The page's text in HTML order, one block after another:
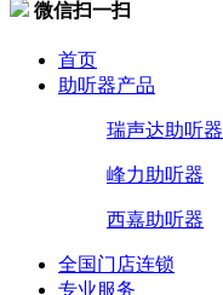
微信扫一扫
首页
助听器产品
瑞声达助听器
峰力助听器
西嘉助听器
全国门店连锁
专业服务